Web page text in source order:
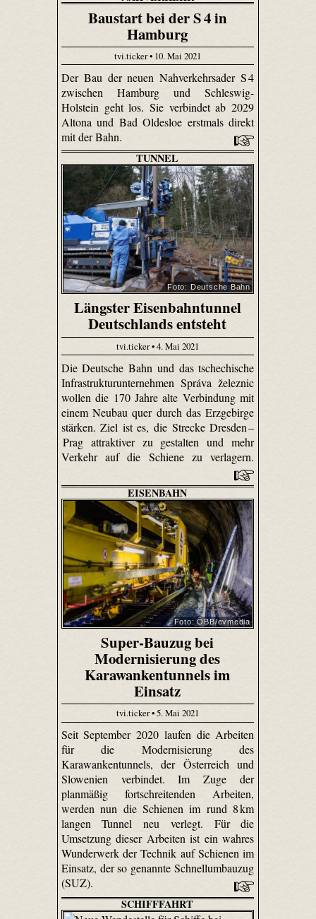
Baustart bei der S 4 in
Hamburg
tvi.ticker • 10. Mai 2021
Der Bau der neuen Nahverkehrsader S 4
zwischen Hamburg und Schleswig-
Holstein geht los. Sie verbindet ab 2029
Altona und Bad Oldesloe erstmals direkt
mit der Bahn.
TUNNEL
Foto: Deutsche Bahn
Längster Eisenbahntunnel
Deutschlands entsteht
tvi.ticker • 4. Mai 2021
Die Deutsche Bahn und das tschechische
Infrastrukturunternehmen Správa železnic
wollen die 170 Jahre alte Verbindung mit
einem Neubau quer durch das Erzgebirge
stärken. Ziel ist es, die Strecke Dresden –
Prag attraktiver zu gestalten und mehr
Verkehr auf die Schiene zu verlagern.
EISENBAHN
Foto: ÖBB/evmedia
Super-Bauzug bei
Modernisierung des
Karawankentunnels im
Einsatz
tvi.ticker • 5. Mai 2021
Seit September 2020 laufen die Arbeiten
für die Modernisierung des
Karawankentunnels, der Österreich und
Slowenien verbindet. Im Zuge der
planmäßig fortschreitenden Arbeiten,
werden nun die Schienen im rund 8 km
langen Tunnel neu verlegt. Für die
Umsetzung dieser Arbeiten ist ein wahres
Wunderwerk der Technik auf Schienen im
Einsatz, der so genannte Schnellumbauzug
(SUZ).
SCHIFFFAHRT